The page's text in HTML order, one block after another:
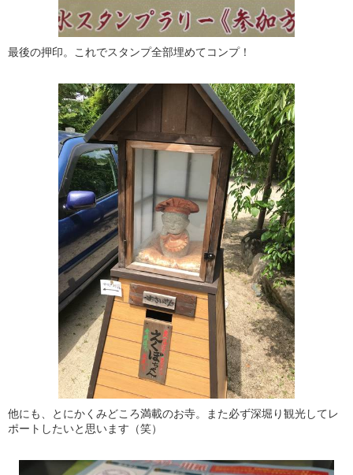
最後の押印。これでスタンプ全部埋めてコンプ！
他にも、とにかくみどころ満載のお寺。また必ず深堀り観光してレ
ポートしたいと思います（笑）